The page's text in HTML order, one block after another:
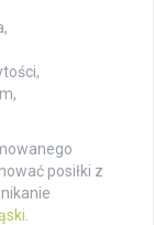
posiłki z